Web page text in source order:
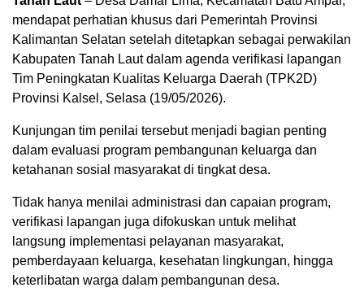
mendapat perhatian khusus dari Pemerintah Provinsi
Kalimantan Selatan setelah ditetapkan sebagai perwakilan
Kabupaten Tanah Laut dalam agenda verifikasi lapangan
Tim Peningkatan Kualitas Keluarga Daerah (TPK2D)
Provinsi Kalsel, Selasa (19/05/2026).
Kunjungan tim penilai tersebut menjadi bagian penting
dalam evaluasi program pembangunan keluarga dan
ketahanan sosial masyarakat di tingkat desa.
Tidak hanya menilai administrasi dan capaian program,
verifikasi lapangan juga difokuskan untuk melihat
langsung implementasi pelayanan masyarakat,
pemberdayaan keluarga, kesehatan lingkungan, hingga
keterlibatan warga dalam pembangunan desa.